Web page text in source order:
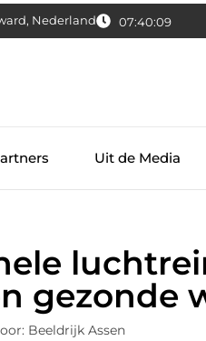
Nederland 07:40:10
Uit de Media
gezonde
Beeldrijk Assen